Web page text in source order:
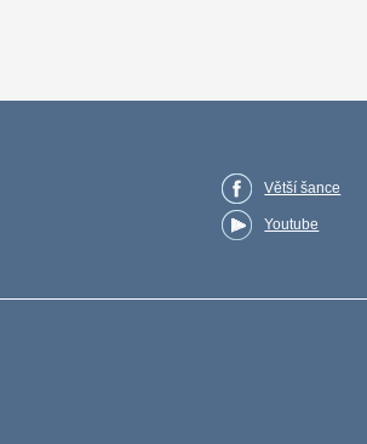
Větší šance
Youtube